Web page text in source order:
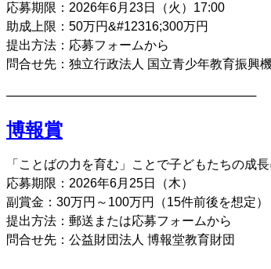
応募期限：2026年6月23日（火）17:00
助成上限：50万円&#12316;300万円
提出方法：応募フォームから
問合せ先：独立行政法人 国立青少年教育振興
─────────────────────────────
博報賞
「ことばの力を育む」ことで子どもたちの成
応募期限：2026年6月25日（木）
副賞金：30万円～100万円（15件前後を想定）
提出方法：郵送または応募フォームから
問合せ先：公益財団法人 博報堂教育財団